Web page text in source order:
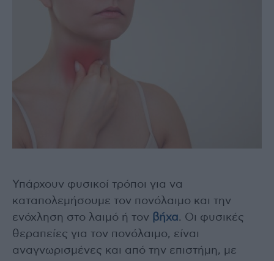
Υπάρχουν φυσικοί τρόποι για να
καταπολεμήσουμε τον πονόλαιμο και την
ενόχληση στο λαιμό ή τον βήχα. Οι φυσικές
θεραπείες για τον πονόλαιμο, είναι
αναγνωρισμένες και από την επιστήμη, με